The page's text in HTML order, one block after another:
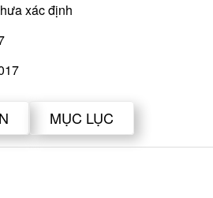
xác định
MỤC LỤC